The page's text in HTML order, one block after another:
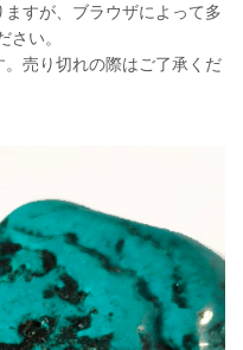
すが、ブラウザによって多
い。
売り切れの際はご了承くだ